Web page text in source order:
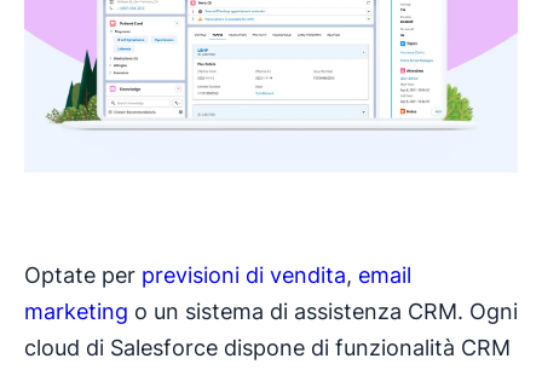
Optate per previsioni di vendita, email
marketing o un sistema di assistenza CRM. Ogni
cloud di Salesforce dispone di funzionalità CRM